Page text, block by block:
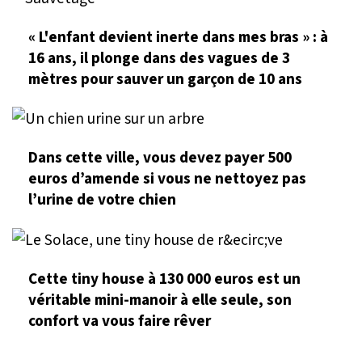
« L'enfant devient inerte dans mes bras » : à
16 ans, il plonge dans des vagues de 3
mètres pour sauver un garçon de 10 ans
Dans cette ville, vous devez payer 500
euros d’amende si vous ne nettoyez pas
l’urine de votre chien
Cette tiny house à 130 000 euros est un
véritable mini-manoir à elle seule, son
confort va vous faire rêver